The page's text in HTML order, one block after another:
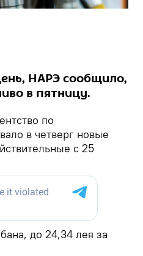
НАРЭ сообщило,
в пятницу.
по
в четверг новые
с 25
до 24,34 лея за